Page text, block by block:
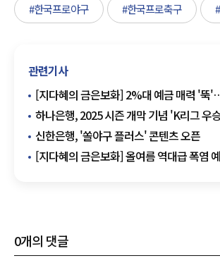
#한국프로야구 #한국프로축구
관련기사
[지다혜의 금은보화] 2%대 예금 매력 '뚝
'청년도약계좌' 뜬다
하나은행, 2025 시즌 개막 기념 'K리그 우
신한은행, '쏠야구 플러스' 콘텐츠 오픈
[지다혜의 금은보화] 올여름 역대급 폭염
0개의 댓글